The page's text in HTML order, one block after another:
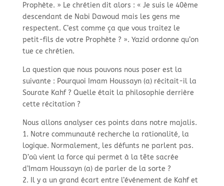
Prophète. » Le chrétien dit alors : « Je suis le 40ème
descendant de Nabi Dawoud mais les gens me
respectent. C’est comme ça que vous traitez le
petit-fils de votre Prophète ? ». Yazid ordonne qu’on
tue ce chrétien.
La question que nous pouvons nous poser est la
suivante : Pourquoi Imam Houssayn (a) récitait-il la
Sourate Kahf ? Quelle était la philosophie derrière
cette récitation ?
Nous allons analyser ces points dans notre majalis.
1. Notre communauté recherche la rationalité, la
logique. Normalement, les défunts ne parlent pas.
D’où vient la force qui permet à la tête sacrée
d’Imam Houssayn (a) de parler de la sorte ?
2. Il y a un grand écart entre l’événement de Kahf et